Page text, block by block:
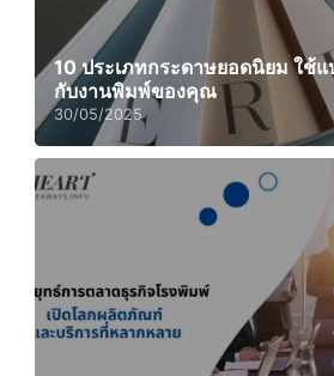
10 ประเภทกระดาษยอดนิยม ใช้แ
กับงานพิมพ์ของคุณ
30/05/2025